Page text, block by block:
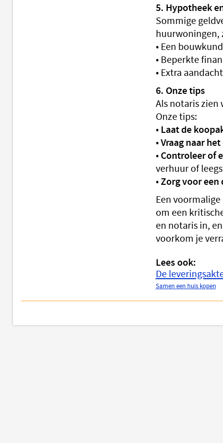
5. Hypotheek
Sommige
huurwoningen,
• Een
• Beperkte
• Extra
6. Onze tips
Als notaris zien
Onze tips:
•Laat de
• Vraag naar
• Controleer of
verhuur of
• Zorg voor
Een
om een
en notaris in,
voorkom je
Lees ook:
De
Samen een huis kopen